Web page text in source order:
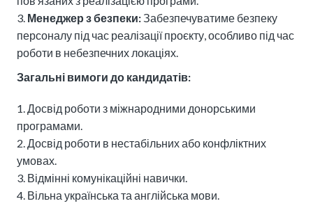
Менеджер з безпеки:Забезпечуватиме безпеку
персоналу під час реалізації проєкту, особливо під час
роботи в небезпечних локаціях.
Загальні вимоги до кандидатів:
Досвід роботи з міжнародними донорськими
програмами.
Досвід роботи в нестабільних або конфліктних
умовах.
Відмінні комунікаційні навички.
Вільна українська та англійська мови.